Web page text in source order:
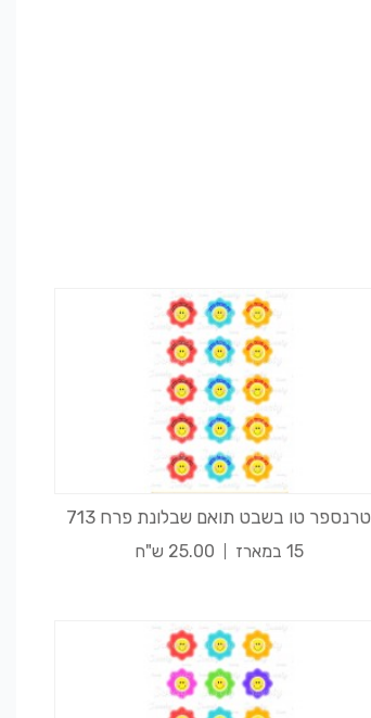
טרנספר טו בשבט תואם שבלונת פרח 713
15 במארז 25.00 ש"ח